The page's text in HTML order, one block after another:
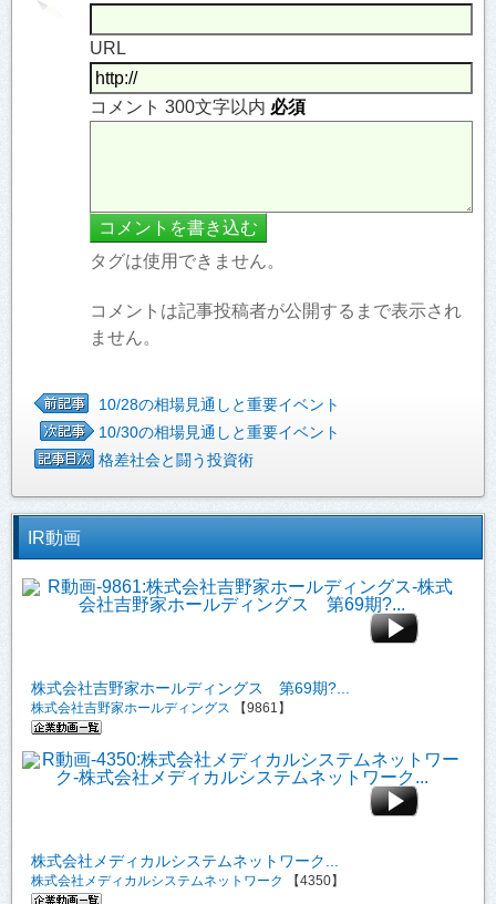
URL
コメント 300文字以内 必須
タグは使用できません。
コメントは記事投稿者が公開するまで表示され
ません。
10/28の相場見通しと重要イベント
10/30の相場見通しと重要イベント
格差社会と闘う投資術
IR動画
株式会社吉野家ホールディングス 第69期?...
株式会社吉野家ホールディングス 【9861】
株式会社メディカルシステムネットワーク...
株式会社メディカルシステムネットワーク 【4350】